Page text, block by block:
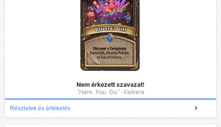
Nem érkezett szavazat!
"Here. You. Go." -Valeera
Részletek és értékelés